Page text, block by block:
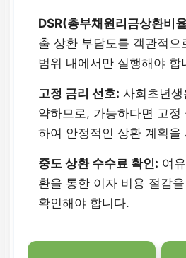
DSR(총부채원리금상환비
출 상환 부담도를 객관적으
범위 내에서만 실행해야 합
고정 금리 선호: 사회초년
약하므로, 가능하다면 고정
하여 안정적인 상환 계획을
중도 상환 수수료 확인: 여
환을 통한 이자 비용 절감
확인해야 합니다.